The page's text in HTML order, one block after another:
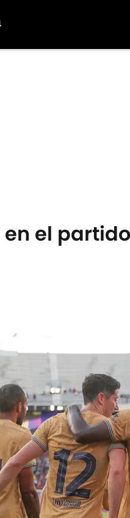
el